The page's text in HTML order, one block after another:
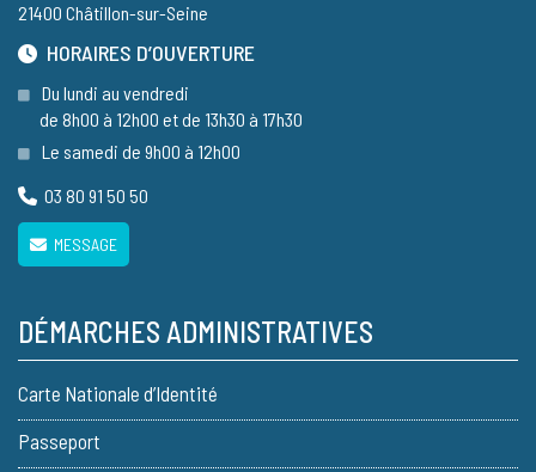
21400 Châtillon-sur-Seine
HORAIRES D’OUVERTURE
Du lundi au vendredi
de 8h00 à 12h00 et de 13h30 à 17h30
Le samedi de 9h00 à 12h00
03 80 91 50 50
MESSAGE
DÉMARCHES ADMINISTRATIVES
Carte Nationale d’Identité
Passeport